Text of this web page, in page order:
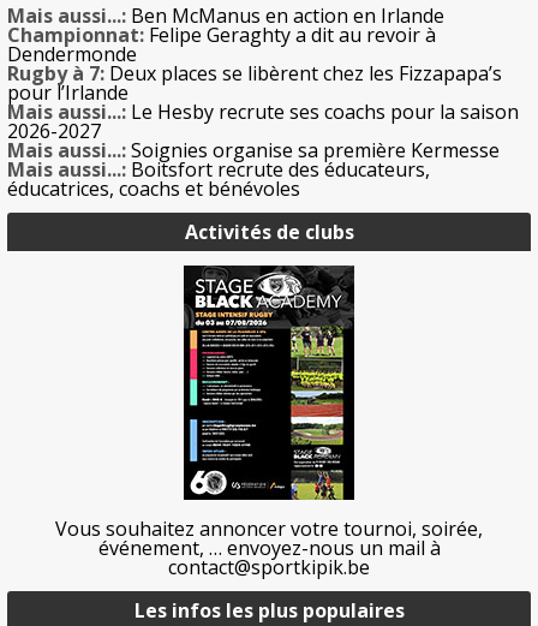
Mais aussi...: Ben McManus en action en Irlande
Championnat: Felipe Geraghty a dit au revoir à
Dendermonde
Rugby à 7: Deux places se libèrent chez les Fizzapapa’s
pour l’Irlande
Mais aussi...: Le Hesby recrute ses coachs pour la saison
2026-2027
Mais aussi...:Soignies organise sa première Kermesse
Mais aussi...: Boitsfort recrute des éducateurs,
éducatrices, coachs et bénévoles
Activités de clubs
Vous souhaitez annoncer votre tournoi, soirée,
événement, … envoyez-nous un mail à
contact@sportkipik.be
Les infos les plus populaires